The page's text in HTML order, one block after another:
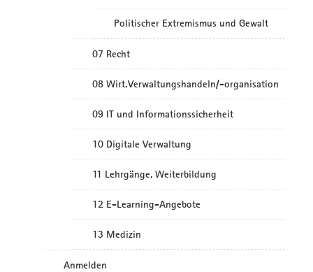
Politischer Extremismus und Gewalt
07 Recht
08 Wirt.Verwaltungshandeln/-organisation
09 IT und Informationssicherheit
10 Digitale Verwaltung
11 Lehrgänge, Weiterbildung
12 E-Learning-Angebote
13 Medizin
Anmelden